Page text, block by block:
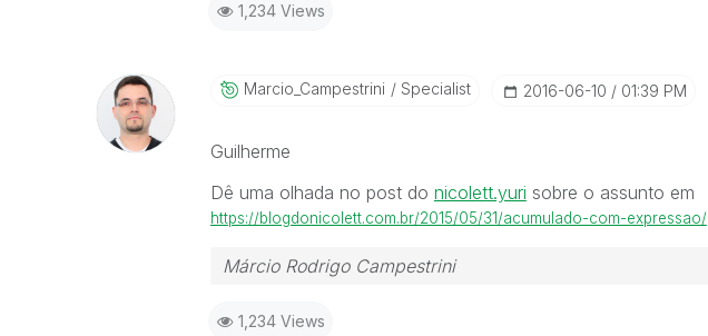
1,234 Views
Marcio_CampestrIni Specialist ‎2016-06-10 01:39 PM
Guilherme
Dê uma olhada no post do nicolett.yuri ‌ sobre o assunto em
https://blogdonicolett.com.br/2015/05/31/acumulado-com-expressao/
Márcio Rodrigo Campestrini
1,234 Views